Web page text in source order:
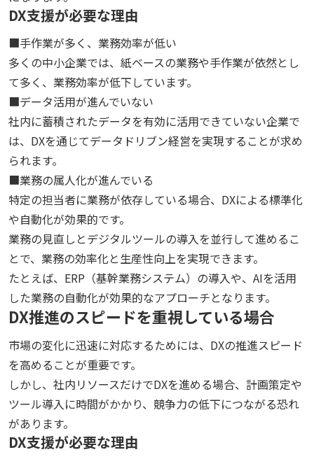
DX支援が必要な理由
■手作業が多く、業務効率が低い
多くの中小企業では、紙ベースの業務や手作業が依然とし
て多く、業務効率が低下しています。
■データ活用が進んでいない
社内に蓄積されたデータを有効に活用できていない企業で
は、DXを通じてデータドリブン経営を実現することが求め
られます。
■業務の属人化が進んでいる
特定の担当者に業務が依存している場合、DXによる標準化
や自動化が効果的です。
業務の見直しとデジタルツールの導入を並行して進めるこ
とで、業務の効率化と生産性向上を実現できます。
たとえば、ERP（基幹業務システム）の導入や、AIを活用
した業務の自動化が効果的なアプローチとなります。
DX推進のスピードを重視している場合
市場の変化に迅速に対応するためには、DXの推進スピード
を高めることが重要です。
しかし、社内リソースだけでDXを進める場合、計画策定や
ツール導入に時間がかかり、競争力の低下につながる恐れ
があります。
DX支援が必要な理由